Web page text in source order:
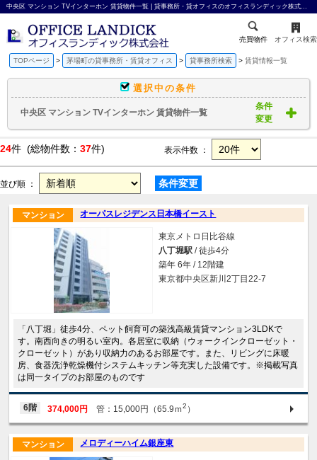
中央区 マンション TVインターホン 賃貸物件一覧 | 貸事務所・貸オフィスのオフィスランディック株式会社
売買物件 オフィス検索
TOPページ 茅場町の貸事務所・賃貸オフィス 貸事務所検索 賃貸情報一覧
選択中の条件
中央区 マンション TVインターホン 賃貸物件一覧
条件
変更
24件 (総物件数： 37件) 表示件数 ：
並び順 ： 条件変更
オーパスレジデンス日本橋イースト
マンション
東京メトロ日比谷線
八丁堀駅 / 徒歩4分
築年 6年 / 12階建
東京都中央区新川2丁目22-7
「八丁堀」徒歩4分、ペット飼育可の築浅高級賃貸マンション3LDKで
す。南西向きの明るい室内。各居室に収納（ウォークインクローゼット・
クローゼット）があり収納力のあるお部屋です。また、リビングに床暖
房、食器洗浄乾燥機付システムキッチン等充実した設備です。※掲載写真
は同一タイプのお部屋のものです
6階 374,000円 管：15,000円（65.9ｍ2 ）
メロディーハイム銀座東
マンション